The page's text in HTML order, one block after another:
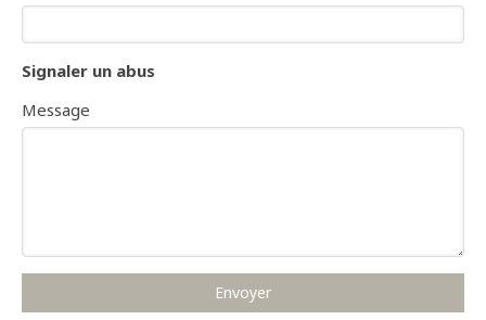
Signaler un abus
Message
Envoyer